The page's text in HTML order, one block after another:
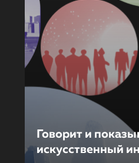
Говорит и
искусственный